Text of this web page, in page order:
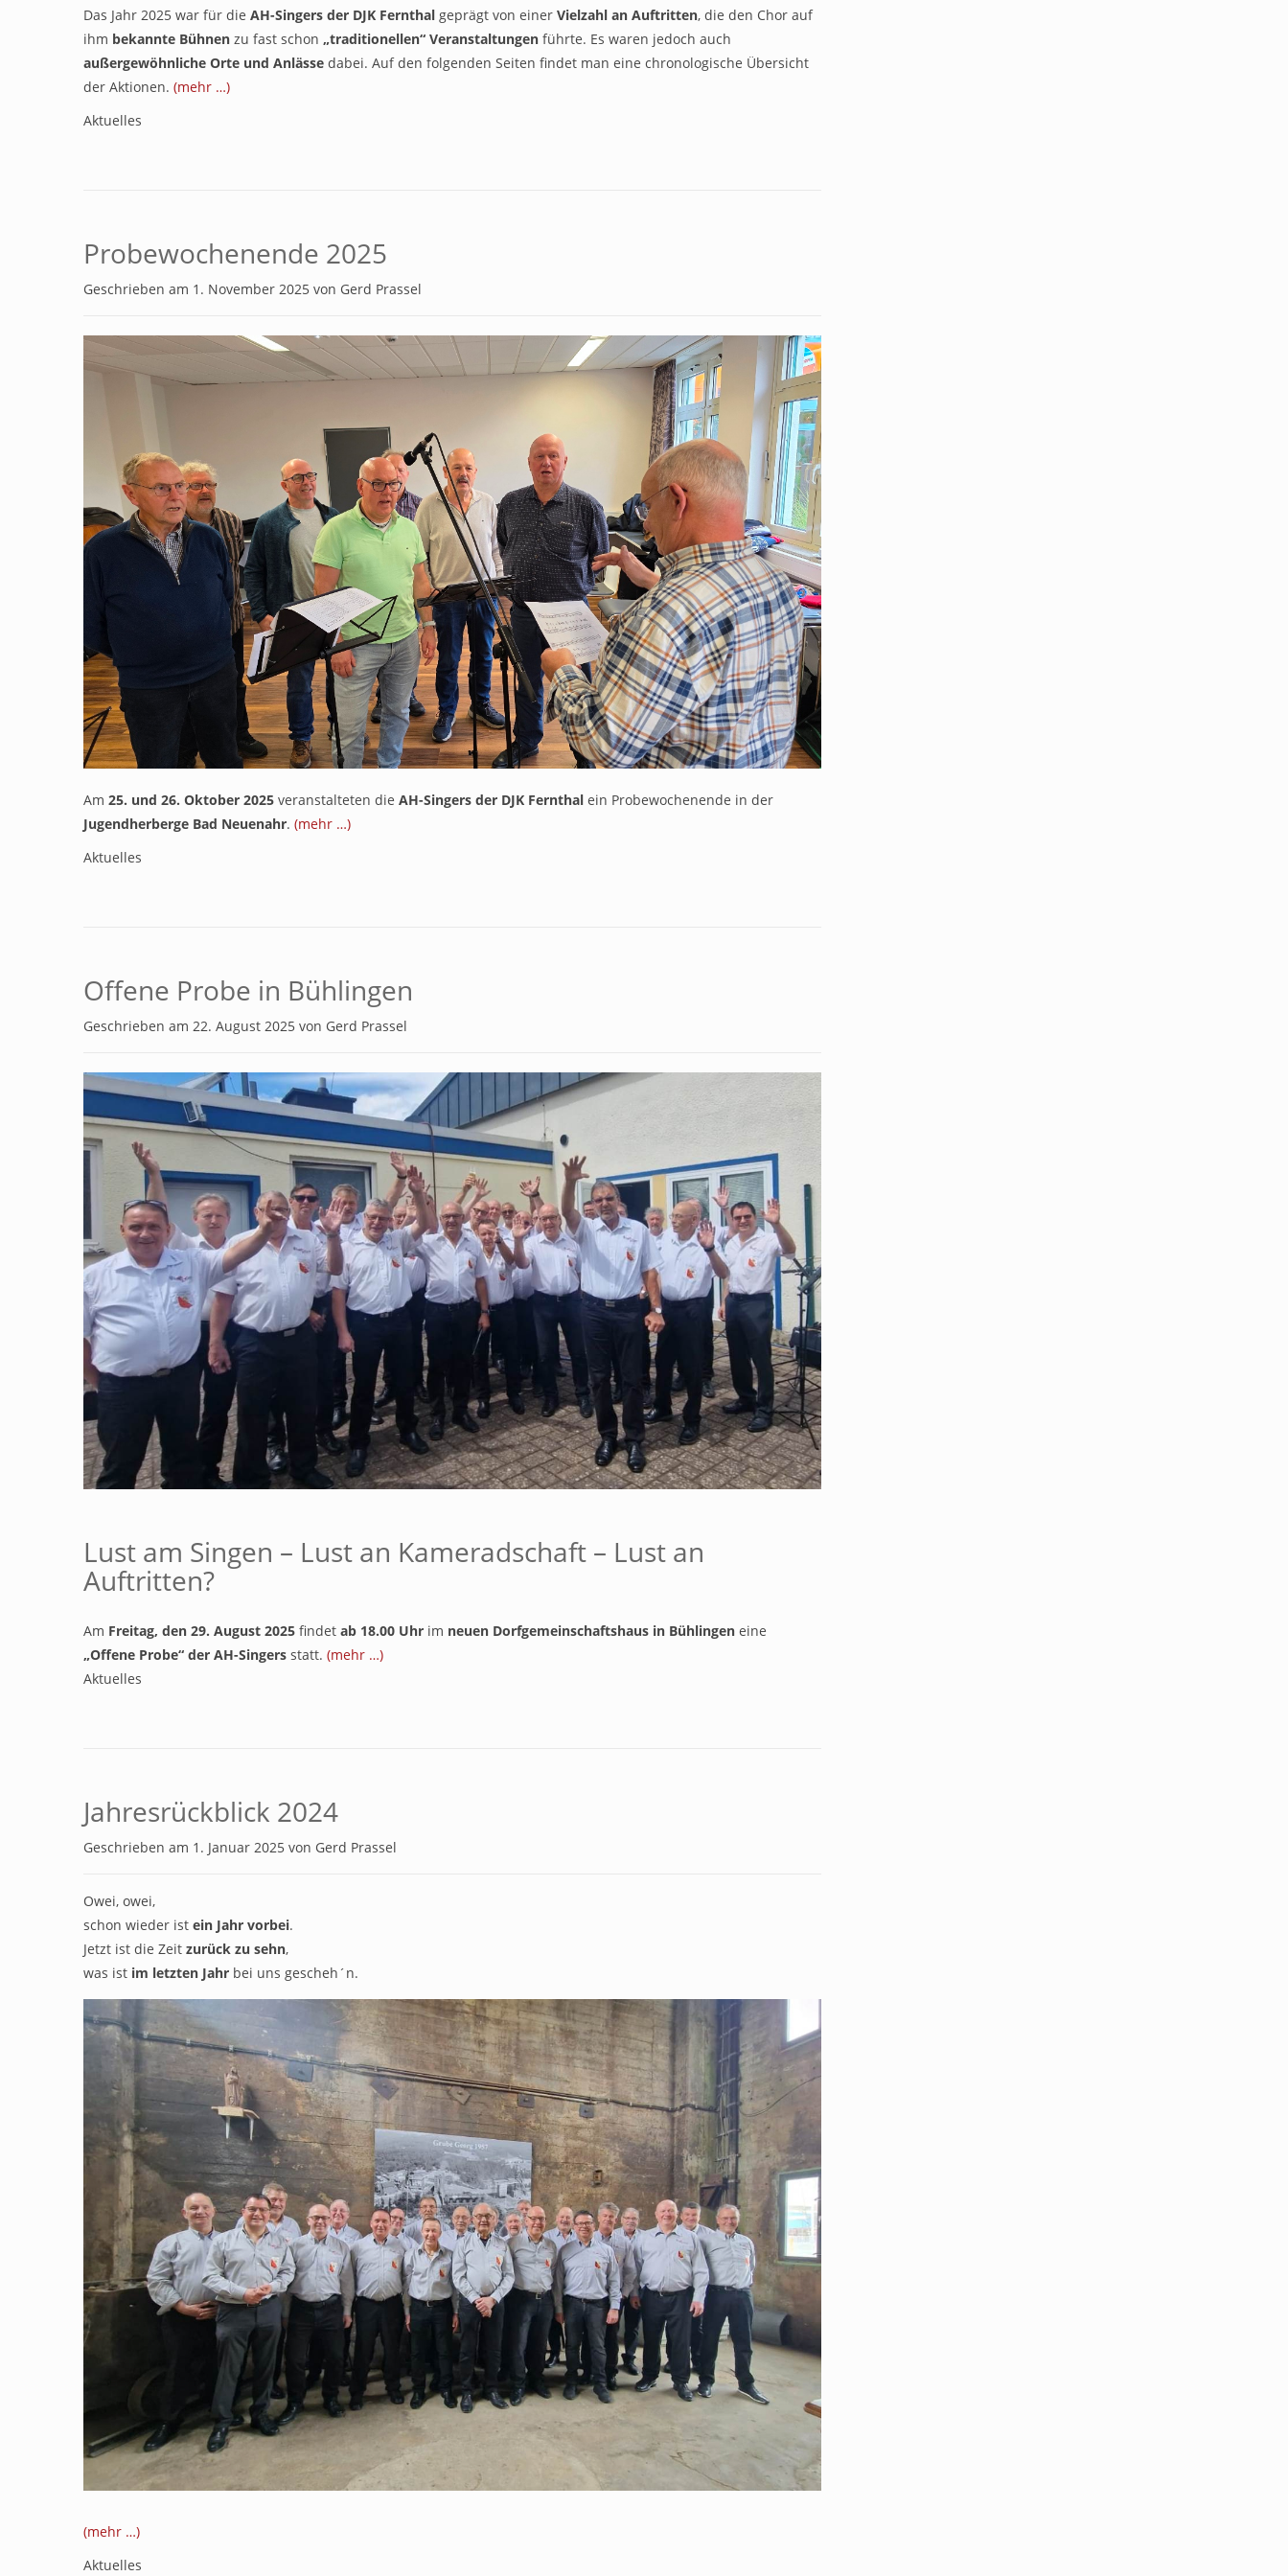
Das Jahr 2025 war für die AH-Singers der DJK Fernthal geprägt von einer Vielzahl an Auftritten, die den Chor auf
ihm bekannte Bühnen zu fast schon „traditionellen“ Veranstaltungen führte. Es waren jedoch auch
außergewöhnliche Orte und Anlässe dabei. Auf den folgenden Seiten findet man eine chronologische Übersicht
der Aktionen. (mehr …)
Aktuelles
Probewochenende 2025
Geschrieben am 1. November 2025 von Gerd Prassel
Am 25. und 26. Oktober 2025 veranstalteten die AH-Singers der DJK Fernthal ein Probewochenende in der
Jugendherberge Bad Neuenahr. (mehr …)
Aktuelles
Offene Probe in Bühlingen
Geschrieben am 22. August 2025 von Gerd Prassel
Lust am Singen – Lust an Kameradschaft – Lust an
Auftritten?
Am Freitag, den 29. August 2025 findet ab 18.00 Uhr im neuen Dorfgemeinschaftshaus in Bühlingen eine
„Offene Probe“ der AH-Singers statt. (mehr …)
Aktuelles
Jahresrückblick 2024
Geschrieben am 1. Januar 2025 von Gerd Prassel
Owei, owei,
schon wieder ist ein Jahr vorbei.
Jetzt ist die Zeit zurück zu sehn,
was ist im letzten Jahr bei uns gescheh´n.
(mehr …)
Aktuelles